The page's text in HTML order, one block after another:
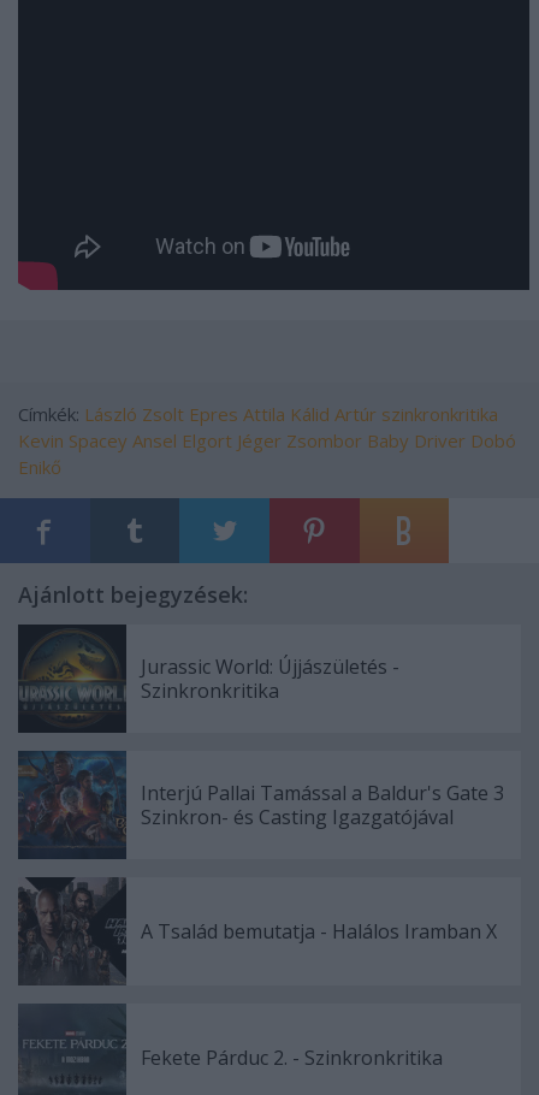
Címkék: László Zsolt Epres Attila Kálid Artúr szinkronkritika
Kevin Spacey Ansel Elgort Jéger Zsombor Baby Driver Dobó
Enikő
Ajánlott bejegyzések:
Jurassic World: Újjászületés -
Szinkronkritika
Interjú Pallai Tamással a Baldur's Gate 3
Szinkron- és Casting Igazgatójával
A Tsalád bemutatja - Halálos Iramban X
Fekete Párduc 2. - Szinkronkritika